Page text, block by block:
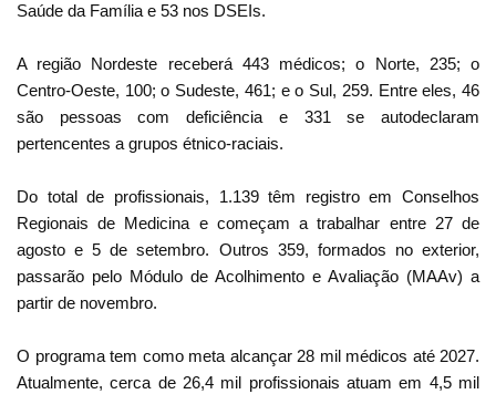
Saúde da Família e 53 nos DSEIs.
A região Nordeste receberá 443 médicos; o Norte, 235; o
Centro-Oeste, 100; o Sudeste, 461; e o Sul, 259. Entre eles, 46
são pessoas com deficiência e 331 se autodeclaram
pertencentes a grupos étnico-raciais.
Do total de profissionais, 1.139 têm registro em Conselhos
Regionais de Medicina e começam a trabalhar entre 27 de
agosto e 5 de setembro. Outros 359, formados no exterior,
passarão pelo Módulo de Acolhimento e Avaliação (MAAv) a
partir de novembro.
O programa tem como meta alcançar 28 mil médicos até 2027.
Atualmente, cerca de 26,4 mil profissionais atuam em 4,5 mil